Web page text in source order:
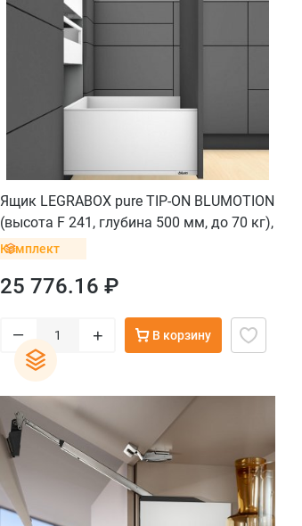
Ящик LEGRABOX pure TIP-ON BLUMOTION
(высота F 241, глубина 500 мм, до 70 кг),
белый шелк
Комплект
25 776.16 ₽
– + В корзину